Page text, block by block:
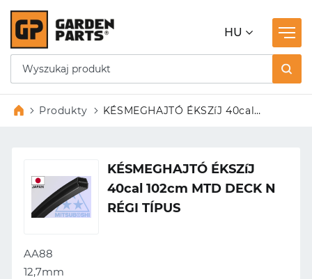
HU
Produkty
KÉSMEGHAJTÓ ÉKSZíJ 40cal
KÉSMEGHAJTÓ ÉKSZíJ
40cal 102cm MTD DECK N
RÉGI TÍPUS
AA88
12,7mm